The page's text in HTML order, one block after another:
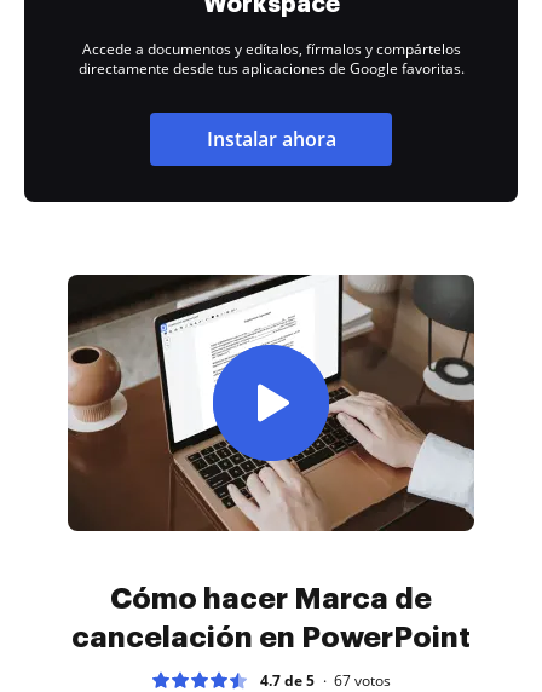
Accede a documentos y edítalos, fírmalos y compártelos
directamente desde tus aplicaciones de Google favoritas.
Instalar ahora
Cómo hacer Marca de
cancelación en PowerPoint
4.7 de 5 67votos